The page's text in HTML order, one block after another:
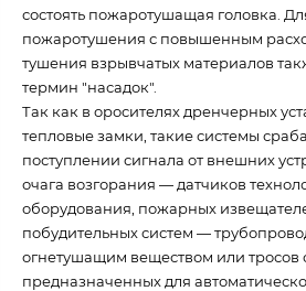
состоять пожаротушащая головка.
пожаротушения с повышенным
тушения взрывчатых материалов
термин "насадок".
Так как в оросителях дренчерных
тепловые замки, такие системы
поступлении сигнала от внешних
очага возгорания — датчиков
оборудования, пожарных
побудительных систем —
огнетушащим веществом или тросов
предназначенных для